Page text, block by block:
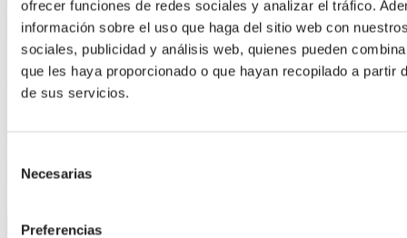
ofrecer funciones de redes sociales y analizar el tráfico.
información sobre el uso que haga del sitio web con
sociales, publicidad y análisis web, quienes pueden
que les haya proporcionado o que hayan recopilado a partir
de sus servicios.
Necesarias
Preferencias
experimentado, esta no era la primera vez que Gerdo instalaba
pantallas de esta manera. “Siempre es difícil con los cultivos
cultivados en campo abierto, porque no hay monorriel.”
Después de seis meses, la instalación de la pantalla se completó con
éxito, para gran satisfacción tanto de Gerdo como de Matthieu.
Barendse Freesia está listo para la primavera… y el futuro!
Echa un vistazo a los productos destacados en esta